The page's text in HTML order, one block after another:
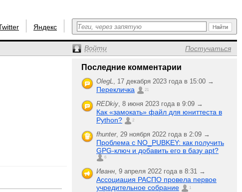
Яндекс
Войти Постучаться
Последние комментарии
OlegL, 17 декабря 2023 года в 15:00 →
Перекличка 21
REDkiy, 8 июня 2023 года в 9:09 →
Как «замокать» файл для юниттеста в
Python?
2
fhunter, 29 ноября 2022 года в 2:09 →
Проблема с NO_PUBKEY: как получить
GPG-ключ и добавить его в базу apt?
6
Иванн, 9 апреля 2022 года в 8:31 →
Ассоциация РАСПО провела первое
учредительное собрание
1